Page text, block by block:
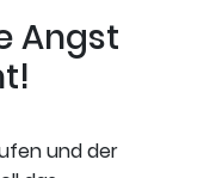
Angst
und der